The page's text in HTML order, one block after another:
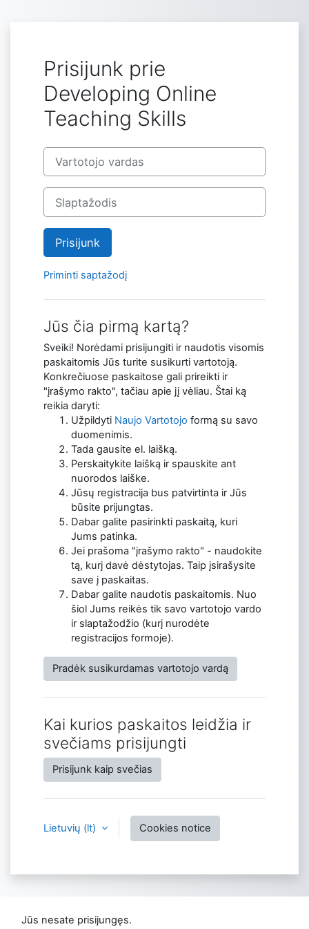
Prisijunk prie
Developing Online
Teaching Skills
Praleisti, norint sukurti naują vartotoją
Vartotojo vardas
Slaptažodis
Prisijunk
Priminti saptažodį
Jūs čia pirmą kartą?
Sveiki! Norėdami prisijungiti ir naudotis visomis
paskaitomis Jūs turite susikurti vartotoją.
Konkrečiuose paskaitose gali prireikti ir
"įrašymo rakto", tačiau apie jį vėliau. Štai ką
reikia daryti:
Užpildyti Naujo Vartotojo formą su savo
duomenimis.
Tada gausite el. laišką.
Perskaitykite laišką ir spauskite ant
nuorodos laiške.
Jūsų registracija bus patvirtinta ir Jūs
būsite prijungtas.
Dabar galite pasirinkti paskaitą, kuri
Jums patinka.
Jei prašoma "įrašymo rakto" - naudokite
tą, kurį davė dėstytojas. Taip įsirašysite
save į paskaitas.
Dabar galite naudotis paskaitomis. Nuo
šiol Jums reikės tik savo vartotojo vardo
ir slaptažodžio (kurį nurodėte
registracijos formoje).
Pradėk susikurdamas vartotojo vardą
Kai kurios paskaitos leidžia ir
svečiams prisijungti
Prisijunk kaip svečias
Lietuvių ‎(lt)‎ Cookies notice
Jūs nesate prisijungęs.